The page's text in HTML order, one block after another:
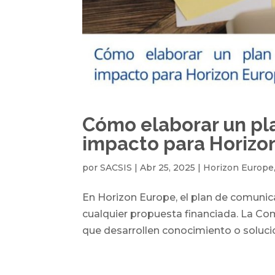
Cómo elaborar un
impacto para
porSACSIS |Abr 25, 2025 Horizon Europe
En Horizon Europe, el plan de
cualquier propuesta financiada. La
que desarrollen conocimiento o